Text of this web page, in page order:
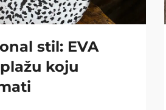
stil: EVA
koju